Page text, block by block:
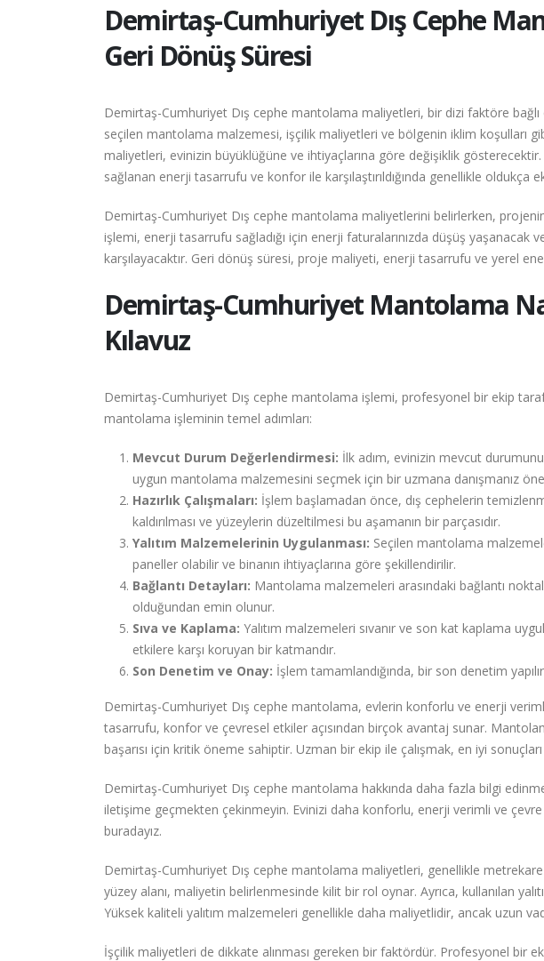
Demirtaş-Cumhuriyet Dış Cephe
Geri Dönüş Süresi
Demirtaş-Cumhuriyet Dış cephe mantolama maliyetleri, bir dizi faktöre
seçilen mantolama malzemesi, işçilik maliyetleri ve bölgenin iklim koşulları
maliyetleri, evinizin büyüklüğüne ve ihtiyaçlarına göre değişiklik
sağlanan enerji tasarrufu ve konfor ile karşılaştırıldığında genellikle oldukça
Demirtaş-Cumhuriyet Dış cephe mantolama maliyetlerini belirlerken,
işlemi, enerji tasarrufu sağladığı için enerji faturalarınızda düşüş
karşılayacaktır. Geri dönüş süresi, proje maliyeti, enerji tasarrufu ve yerel
Demirtaş-Cumhuriyet Mantolama
Kılavuz
Demirtaş-Cumhuriyet Dış cephe mantolama işlemi, profesyonel bir ekip
mantolama işleminin temel adımları:
Mevcut Durum Değerlendirmesi: İlk adım, evinizin mevcut
uygun mantolama malzemesini seçmek için bir uzmana danışmanız
Hazırlık Çalışmaları: İşlem başlamadan önce, dış cephelerin
kaldırılması ve yüzeylerin düzeltilmesi bu aşamanın bir parçasıdır.
Yalıtım Malzemelerinin Uygulanması: Seçilen mantolama
paneller olabilir ve binanın ihtiyaçlarına göre şekillendirilir.
Bağlantı Detayları: Mantolama malzemeleri arasındaki bağlantı
olduğundan emin olunur.
Sıva ve Kaplama: Yalıtım malzemeleri sıvanır ve son kat kaplama
etkilere karşı koruyan bir katmandır.
Son Denetim ve Onay: İşlem tamamlandığında, bir son denetim
Demirtaş-Cumhuriyet Dış cephe mantolama, evlerin konforlu ve enerji verimli
tasarrufu, konfor ve çevresel etkiler açısından birçok avantaj sunar.
başarısı için kritik öneme sahiptir. Uzman bir ekip ile çalışmak, en iyi
Demirtaş-Cumhuriyet Dış cephe mantolama hakkında daha fazla bilgi
iletişime geçmekten çekinmeyin. Evinizi daha konforlu, enerji verimli ve
buradayız.
Demirtaş-Cumhuriyet Dış cephe mantolama maliyetleri, genellikle metrekare
yüzey alanı, maliyetin belirlenmesinde kilit bir rol oynar. Ayrıca, kullanılan
Yüksek kaliteli yalıtım malzemeleri genellikle daha maliyetlidir, ancak uzun
İşçilik maliyetleri de dikkate alınması gereken bir faktördür. Profesyonel bir